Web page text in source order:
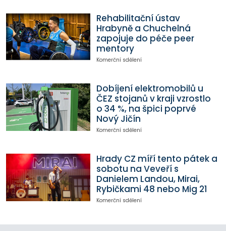
Rehabilitační ústav
Hrabyně a Chuchelná
zapojuje do péče peer
mentory
Komerční sdělení
Dobíjení elektromobilů u
ČEZ stojanů v kraji vzrostlo
o 34 %, na špici poprvé
Nový Jičín
Komerční sdělení
Hrady CZ míří tento pátek a
sobotu na Veveří s
Danielem Landou, Mirai,
Rybičkami 48 nebo Mig 21
Komerční sdělení